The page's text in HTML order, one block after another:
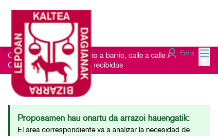
Entra
Getxo Txukun 2021 - Barrio a barrio, calle a calle /
Consulta las Sugerencias recibidas
Proposamen hau onartu da arrazoi hauengatik:
El área correspondiente va a analizar la necesidad de